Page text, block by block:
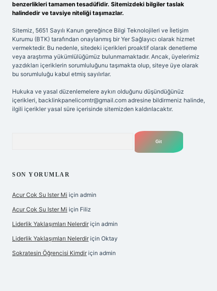
benzerlikleri tamamen tesadüfidir. Sitemizdeki bilgiler taslak
halindedir ve tavsiye niteliği taşımazlar.
Sitemiz, 5651 Sayılı Kanun gereğince Bilgi Teknolojileri ve İletişim
Kurumu (BTK) tarafından onaylanmış bir Yer Sağlayıcı olarak hizmet
vermektedir. Bu nedenle, sitedeki içerikleri proaktif olarak denetleme
veya araştırma yükümlülüğümüz bulunmamaktadır. Ancak, üyelerimiz
yazdıkları içeriklerin sorumluluğunu taşımakta olup, siteye üye olarak
bu sorumluluğu kabul etmiş sayılırlar.
Hukuka ve yasal düzenlemelere aykırı olduğunu düşündüğünüz
içerikleri, backlinkpanelicomtr@gmail.com adresine bildirmeniz halinde,
ilgili içerikler yasal süre içerisinde sitemizden kaldırılacaktır.
SON YORUMLAR
Acur Cok Su Ister Mi için admin
Acur Cok Su Ister Mi için Filiz
Liderlik Yaklaşımları Nelerdir için admin
Liderlik Yaklaşımları Nelerdir için Oktay
Sokratesin Öğrencisi Kimdir için admin